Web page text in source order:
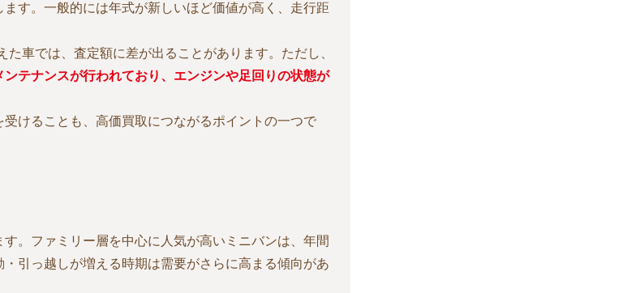
す。一般的には年式が新しいほど価値が高く、走行距
車では、査定額に差が出ることがあります。ただし、
ンテナンスが行われており、エンジンや足回りの状態が
けることも、高価買取につながるポイントの一つで
。ファミリー層を中心に人気が高いミニバンは、年間
引っ越しが増える時期は需要がさらに高まる傾向があ